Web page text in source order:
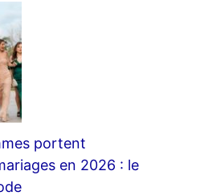
portent
en 2026 : le